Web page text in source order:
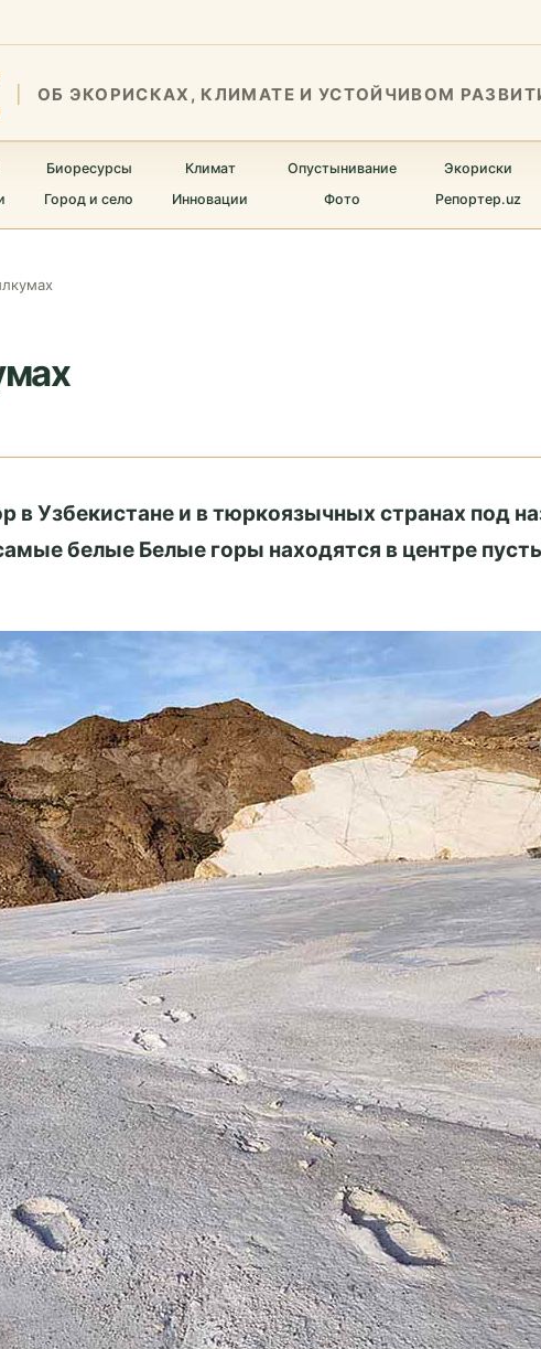
ОБ ЭКОРИСКАХ, КЛИМАТЕ И УСТОЙЧИВОМ
Биоресурсы Климат Опустынивание Экориски
Город и село Инновации Фото Репортер.uz
в Узбекистане и в тюркоязычных странах под
белые Белые горы находятся в центре